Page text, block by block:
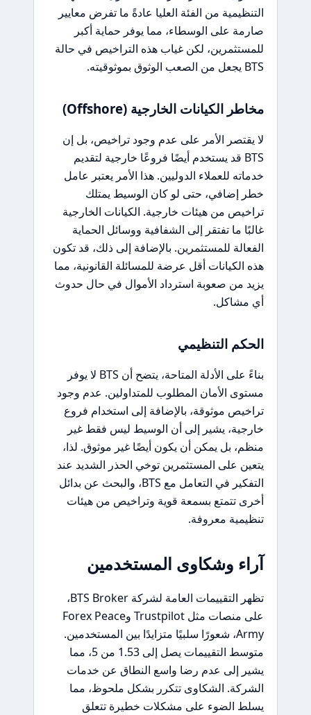
التنظيمية من الفئة العليا عادةً ما تفرض معايير
صارمة على الوسطاء، مما يوفر حماية أكبر
للمستثمرين، لكن غياب هذه التراخيص في حالة
BTS يجعل من الصعب الوثوق بموثوقيته.
مخاطر الكيانات الخارجية (Offshore)
لا يقتصر الأمر على عدم وجود تراخيص، بل إن
BTS قد يستخدم أيضًا فروعًا خارجية لتقديم
خدماته للعملاء الدوليين. هذا الأمر يعتبر عامل
خطر إضافي، حتى لو كان الوسيط يمتلك
تراخيص من هيئات خارجية. الكيانات الخارجية
غالبًا ما تفتقر إلى الشفافية ووسائل الحماية
الفعالة للمستثمرين. بالإضافة إلى ذلك، قد تكون
هذه الكيانات أقل عرضة للمسائلة القانونية، مما
يزيد من صعوبة استرداد الأموال في حال حدوث
أي مشاكل.
الحكم التنظيمي
بناءً على الأدلة المتاحة، يتضح أن BTS لا يوفر
مستوى الأمان المطلوب للمتداولين. عدم وجود
تراخيص موثوقة، بالإضافة إلى استخدام فروع
خارجية، يشير إلى أن الوسيط ليس فقط غير
منظم، بل يمكن أن يكون أيضًا غير موثوق. لذا،
يتعين على المستثمرين توخي الحذر الشديد عند
التفكير في التعامل مع BTS، والبحث عن بدائل
أخرى تتمتع بسمعة قوية وتراخيص من هيئات
تنظيمية معروفة.
آراء وشكاوى المستخدمين
تظهر التقييمات العامة لشركة BTS Broker،
على منصات مثل Trustpilot وForex Peace
Army، شعورًا سلبيًا متزايدًا بين المستخدمين.
متوسط التقييمات يصل إلى 1.53 من 5، مما
يشير إلى عدم رضا واسع النطاق عن خدمات
الشركة. الشكاوى تتكرر بشكل ملحوظ، مما
يسلط الضوء على مشكلات خطيرة تتعلق